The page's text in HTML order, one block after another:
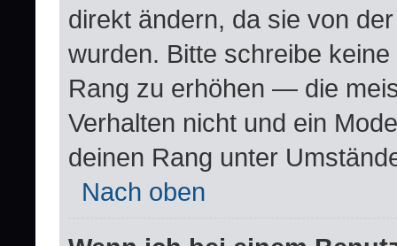
direkt ändern, da sie von
wurden. Bitte schreibe
Rang zu erhöhen — die
Verhalten nicht und ein
deinen Rang unter
Nach oben